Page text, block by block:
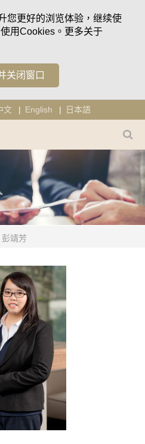
您更好的浏览体验，继续使
用Cookies。更多关于
关闭窗口
文 English 日本語
彭靖芳